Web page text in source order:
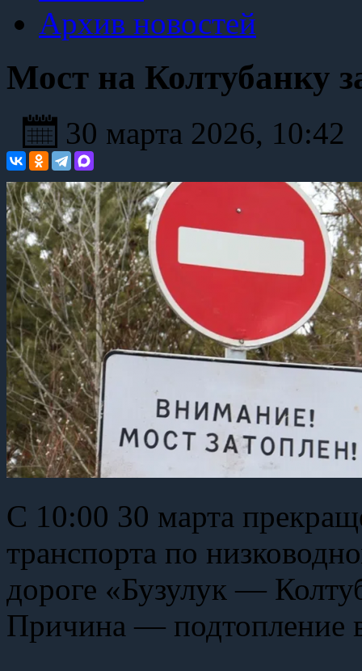
Архив новостей
Мост на Колтубанку
30 марта 2026, 10:42
С 10:00 30 марта
транспорта по
дороге «Бузулук —
Причина — подтопление